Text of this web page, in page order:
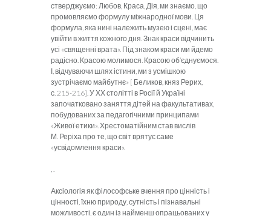
стверджуємо: Любов, Краса, Дія, ми знаємо, що
промовляємо формулу міжнародної мови. Ця
формула, яка нині належить музею і сцені, має
увійти в життя кожного дня. Знак краси відчинить
усі «священні врата». Під знаком краси ми йдемо
радісно. Красою молимося. Красою об’єднуємося.
І, відчуваючи шлях істини, ми з усмішкою
зустрічаємо майбутнє» [ Беликов, княз Рерих,
с. 215-216]. У ХХ столітті в Росії й Україні
започатковано заняття дітей на факультативах,
побудованих за педагогічними принципами
«Живої етики». Хрестоматійним став вислів
М. Реріха про те, що світ врятує саме
«усвідомлення краси».
Аксіологія як філософське вчення про цінність і
цінності, їхню природу, сутність і пізнавальні
можливості, є один із найменш опрацьованих у